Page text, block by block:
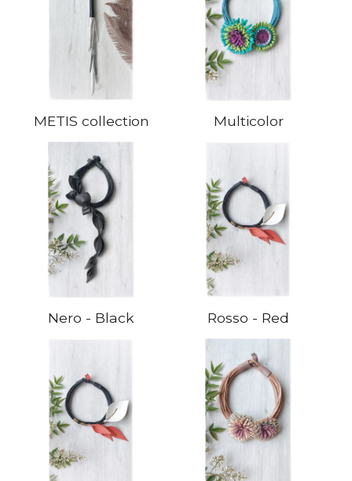
METIS collection Multicolor
Nero - Black Rosso - Red